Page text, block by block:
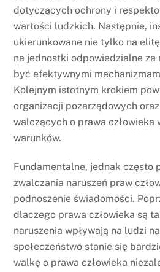
dotyczących ochrony i
wartości ludzkich. Następnie,
ukierunkowane nie tylko na
na jednostki odpowiedzialne za
być efektywnymi
Kolejnym istotnym krokiem
organizacji pozarządowych
walczących o prawa człowieka
warunków.
Fundamentalne, jednak często
zwalczania naruszeń praw
podnoszenie świadomości.
dlaczego prawa człowieka są
naruszenia wpływają na ludzi
społeczeństwo stanie się
walkę o prawa człowieka